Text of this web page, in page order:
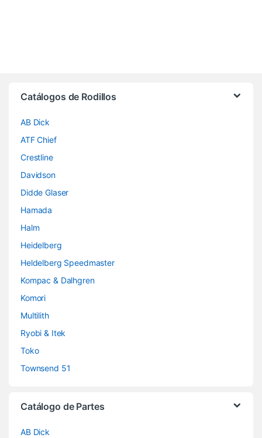
Catálogos de Rodillos
AB Dick
ATF Chief
Crestline
Davidson
Didde Glaser
Hamada
Halm
Heidelberg
Heldelberg Speedmaster
Kompac & Dalhgren
Komori
Multilith
Ryobi & Itek
Toko
Townsend 51
Catálogo de Partes
AB Dick